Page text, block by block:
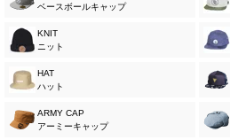
ベースボールキャップ
KNIT
ニット
HAT
ハット
ARMY CAP
アーミーキャップ